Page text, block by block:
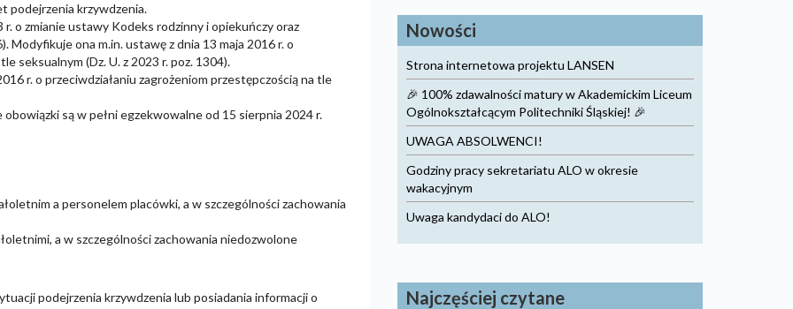
podejrzenia krzywdzenia.
o zmianie ustawy Kodeks rodzinny i opiekuńczy oraz
Modyfikuje ona m.in. ustawę z dnia 13 maja 2016 r. o
seksualnym (Dz. U. z 2023 r. poz. 1304).
r. o przeciwdziałaniu zagrożeniom przestępczością na tle
są w pełni egzekwowalne od 15 sierpnia 2024 r.
a personelem placówki, a w szczególności zachowania
a w szczególności zachowania niedozwolone
podejrzenia krzywdzenia lub posiadania informacji o
Nowości
Strona internetowa projektu LANSEN
🎉 100% zdawalności matury w Akademickim Liceum
Ogólnokształcącym Politechniki Śląskiej! 🎉
UWAGA ABSOLWENCI!
Godziny pracy sekretariatu ALO w okresie
wakacyjnym
Uwaga kandydaci do ALO!
Najczęściej czytane